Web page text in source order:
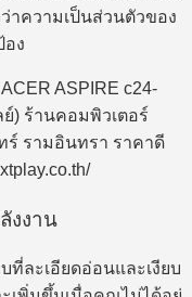
าความเป็นส่วนตัวของ
ง
งงาน
ละเอียดอ่อนและเงียบ